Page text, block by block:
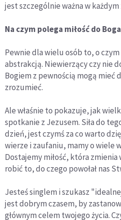
jest szczególnie ważna w
Na czym polega miłość do Boga
Pewnie dla wielu osób to, o
abstrakcją. Niewierzący czy nie
Bogiem z pewnością mogą mieć
zrozumieć.
Ale właśnie to pokazuje, jak
spotkanie z Jezusem. Siła do
dzień, jest czymś za co warto
wierze i zaufaniu, mamy o wiele
Dostajemy miłość, która zmienia
robić to, do czego powołał nas
Jesteś singlem i szukasz
jest dobrym czasem, by
głównym celem twojego życia.